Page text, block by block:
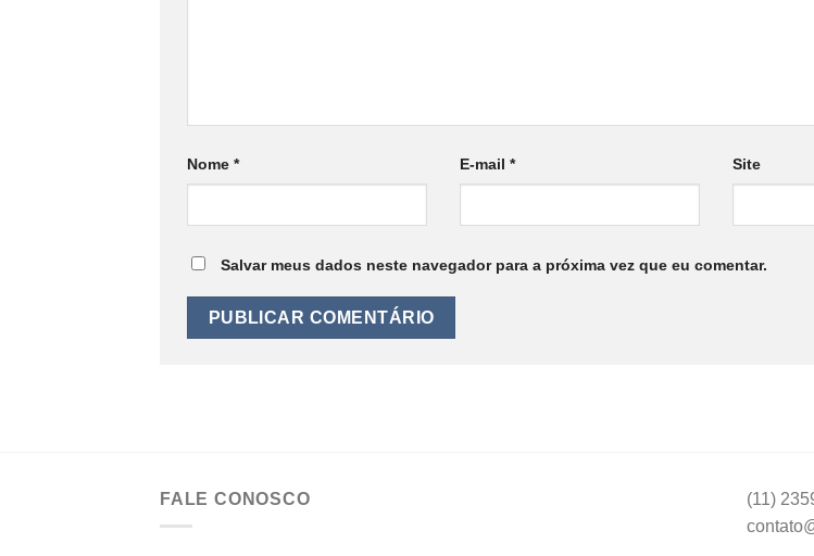
Nome * E-mail * Site
Salvar meus dados neste navegador para a próxima vez que eu comentar.
FALE CONOSCO
(11)